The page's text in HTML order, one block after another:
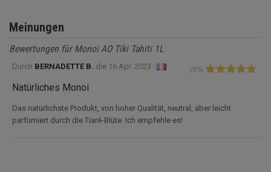
Meinungen
Bewertungen für Monoi AO Tiki Tahiti 1L
Durch BERNADETTE B. die 16 Apr. 2023 : ( 5/ 5)
Natürliches Monoi
Das natürlichste Produkt, von hoher Qualität, neutral, aber leicht
parfümiert durch die Tiaré-Blüte. Ich empfehle es!